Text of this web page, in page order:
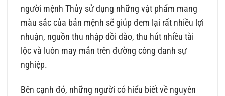
người mệnh Thủy sử dụng những vật phẩm mang
màu sắc của bản mệnh sẽ giúp đem lại rất nhiều lợi
nhuận, nguồn thu nhập dồi dào, thu hút nhiều tài
lộc và luôn may mắn trên đường công danh sự
nghiệp.
Bên cạnh đó, những người có hiểu biết về nguyên